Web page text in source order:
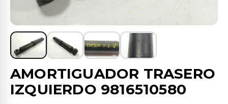
AMORTIGUADOR TRASERO
IZQUIERDO 9816510580